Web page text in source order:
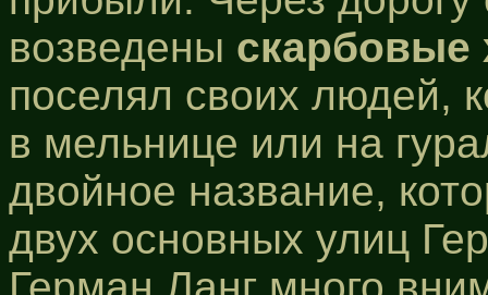
возведены скарбовые
поселял своих людей,
в мельнице или на
двойное название,
двух основных улиц